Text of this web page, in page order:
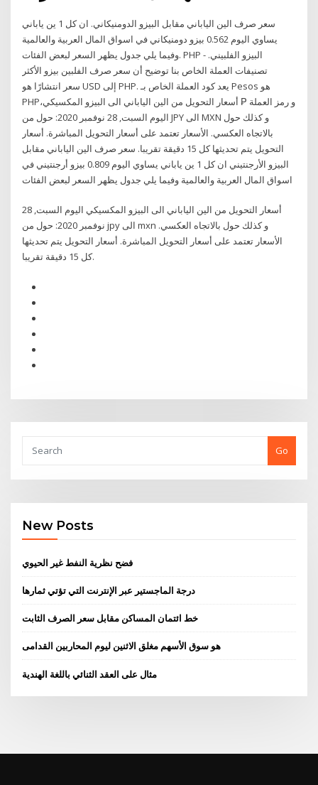
سعر صرف الين الياباني مقابل البيزو الدومنيكاني. ان كل 1 ين ياباني
يساوي اليوم 0.562 بيزو دومنيكاني في اسواق المال العربية والعالمية
وفيما يلي جدول يظهر السعر لبعض الفئات. PHP - البيزو الفلبيني.
تصنيفات العملة الخاص بنا توضيح أن سعر صرف الفلبين بيزو الأكثر
انتشارًا هو ‎سعر USD إلى PHP‎. يعد كود العملة الخاص بـ Pesos هو
PHP،و رمز العملة ₱ أسعار التحويل من الين الياباني الى البيزو المكسيكي
اليوم السبت, 28 نوفمبر 2020: حول من JPY الى MXN و كذلك حول
بالاتجاه العكسي. الأسعار تعتمد على أسعار التحويل المباشرة. أسعار
التحويل يتم تحديثها كل 15 دقيقة تقريبا. سعر صرف الين الياباني مقابل
البيزو الأرجنتيني ان كل 1 ين ياباني يساوي اليوم 0.809 بيزو أرجنتيني في
اسواق المال العربية والعالمية وفيما يلي جدول يظهر السعر لبعض الفئات
أسعار التحويل من الين الياباني الى البيزو المكسيكي اليوم السبت, 28
نوفمبر 2020: حول من jpy الى mxn و كذلك حول بالاتجاه العكسي.
الأسعار تعتمد على أسعار التحويل المباشرة. أسعار التحويل يتم تحديثها
كل 15 دقيقة تقريبا.
Go
New Posts
فضح نظرية النفط غير الحيوي
درجة الماجستير عبر الإنترنت التي تؤتي ثمارها
خط ائتمان المساكن مقابل سعر الصرف الثابت
هو سوق الأسهم مغلق الاثنين ليوم المحاربين القدامى
مثال على العقد الثنائي باللغة الهندية